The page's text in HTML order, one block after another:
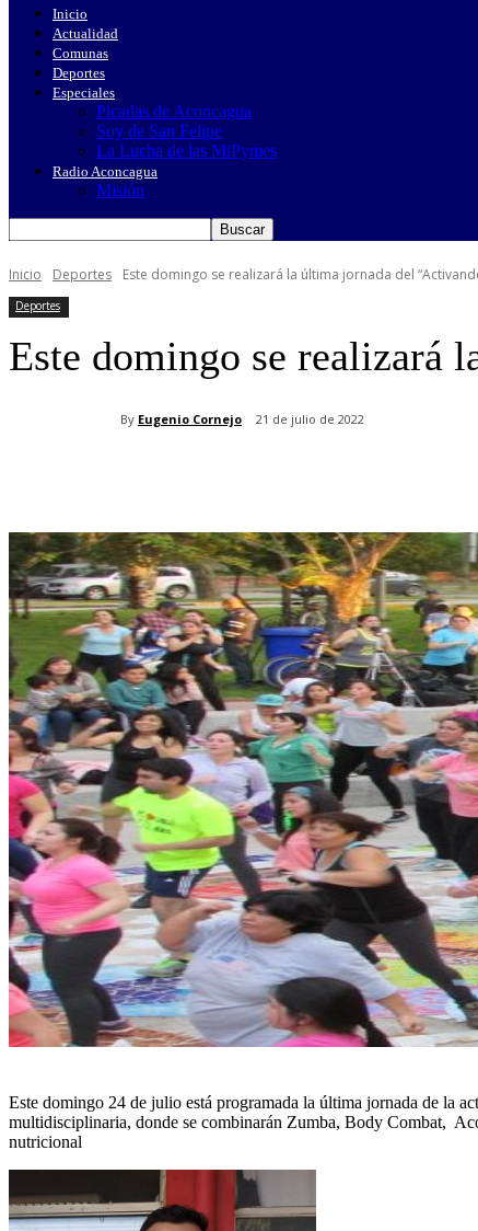
Inicio
Actualidad
Comunas
Deportes
Especiales
Picadas de Aconcagua
Soy de San Felipe
La Lucha de las MiPymes
Radio Aconcagua
Misión
Inicio Deportes Este domingo se realizará la última jornada del
Deportes
Este domingo se realizará
By Eugenio Cornejo 21 de julio de 2022
Este domingo 24 de julio está programada la última jornada de la
multidisciplinaria, donde se combinarán Zumba, Body Combat,
nutricional